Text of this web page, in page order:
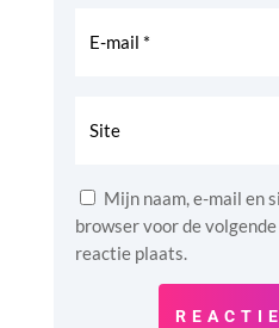
Mijn naam, e-mail en
browser voor de
reactie plaats.